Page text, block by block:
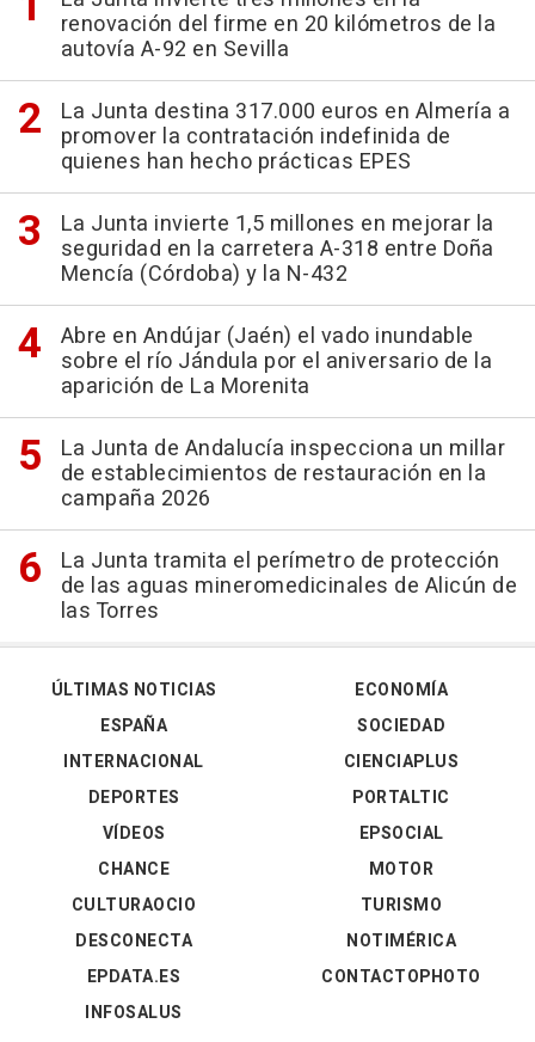
renovación del firme en 20 kilómetros de la
autovía A-92 en Sevilla
La Junta destina 317.000 euros en Almería a
promover la contratación indefinida de
quienes han hecho prácticas EPES
La Junta invierte 1,5 millones en mejorar la
seguridad en la carretera A-318 entre Doña
Mencía (Córdoba) y la N-432
Abre en Andújar (Jaén) el vado inundable
sobre el río Jándula por el aniversario de la
aparición de La Morenita
La Junta de Andalucía inspecciona un millar
de establecimientos de restauración en la
campaña 2026
La Junta tramita el perímetro de protección
de las aguas mineromedicinales de Alicún de
las Torres
ÚLTIMAS NOTICIAS
ESPAÑA
INTERNACIONAL
DEPORTES
VÍDEOS
ECONOMÍA
SOCIEDAD
CIENCIAPLUS
PORTALTIC
EPSOCIAL
CHANCE
CULTURAOCIO
DESCONECTA
EPDATA.ES
INFOSALUS
MOTOR
TURISMO
NOTIMÉRICA
CONTACTOPHOTO